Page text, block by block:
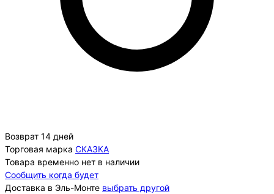
Возврат 14 дней
Торговая марка СКАЗКА
Товара временно нет в наличии
Сообщить когда будет
Доставка в Эль-Монте выбрать другой